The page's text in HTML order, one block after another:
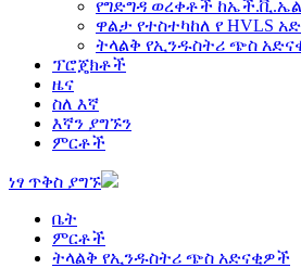
የግድግዳ ወረቀቶች
ዋልታ የተስተካከለ የ HVLS
ትላልቅ የኢንዱስትሪ ጭስ
ፕሮጄክቶች
ዜና
ስለ እኛ
እኛን ያግኙን
ምርቶች
ነፃ ጥቅስ ያግኙ
ቤት
ምርቶች
ትላልቅ የኢንዱስትሪ ጭስ አድናቂዎች